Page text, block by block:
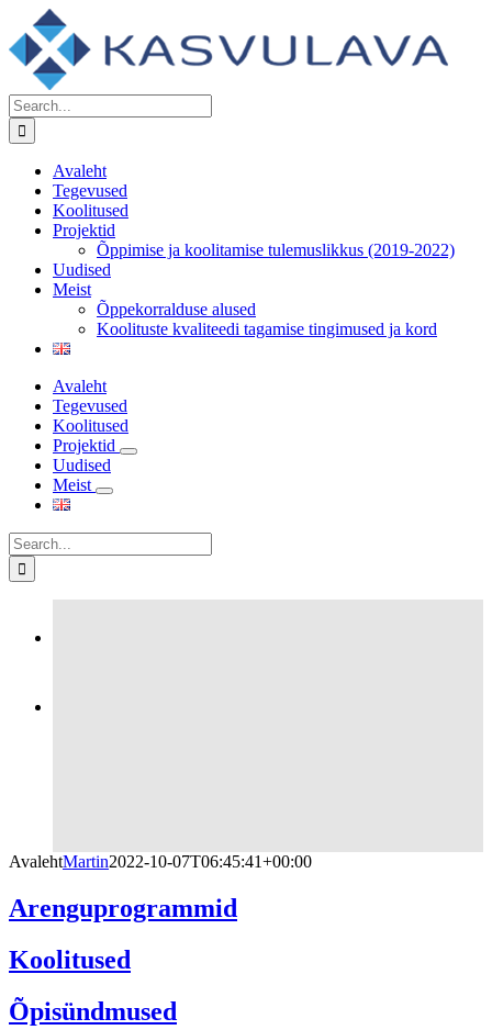
Skip
to
content
Search
for:
Avaleht
Tegevused
Koolitused
Projektid
Õppimise ja koolitamise tulemuslikkus (2019-2022)
Uudised
Meist
Õppekorralduse alused
Koolituste kvaliteedi tagamise tingimused ja kord
Avaleht
Tegevused
Koolitused
Projektid
Uudised
Meist
Search
for:
AvalehtMartin2022-10-07T06:45:41+00:00
Arenguprogrammid
Koolitused
Õpisündmused